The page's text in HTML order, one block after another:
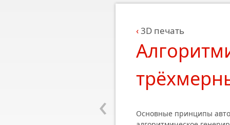
‹
3D печать
Основные принципы